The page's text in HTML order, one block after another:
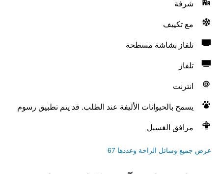
شرفة
مع تكييف
تلفاز بشاشة مسطحة
تلفاز
انترنت
يسمح بالحيوانات الأليفة عند الطلب. قد يتم تطبيق رسوم
مرافق الغسيل
عرض جميع وسائل الراحة وعددها 67